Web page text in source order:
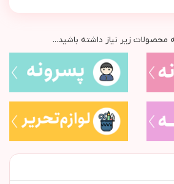
زیر نیاز داشته باشید...